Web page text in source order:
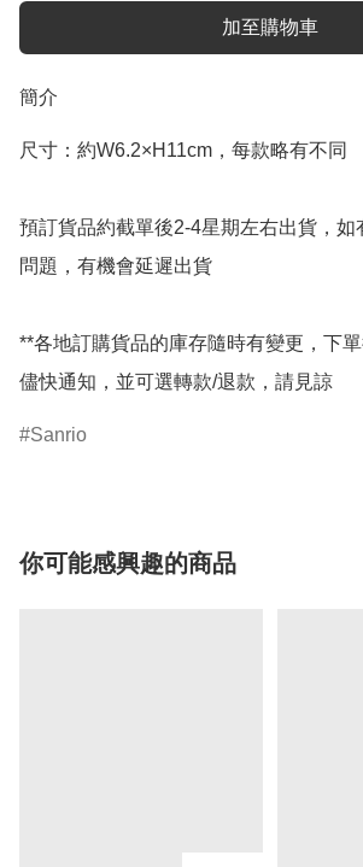
加至購物車
簡介
尺寸：約W6.2×H11cm，每款略有不同
預訂貨品約截單後2-4星期左右出貨，如
問題，有機會延遲出貨
**各地訂購貨品的庫存隨時有變更，下
儘快通知，並可選轉款/退款，請見諒
Sanrio
你可能感興趣的商品